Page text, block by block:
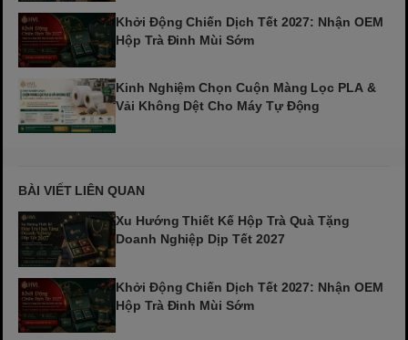
Khởi Động Chiến Dịch Tết 2027: Nhận OEM
Hộp Trà Đinh Mùi Sớm
Kinh Nghiệm Chọn Cuộn Màng Lọc PLA &
Vải Không Dệt Cho Máy Tự Động
BÀI VIẾT LIÊN QUAN
Xu Hướng Thiết Kế Hộp Trà Quà Tặng
Doanh Nghiệp Dịp Tết 2027
Khởi Động Chiến Dịch Tết 2027: Nhận OEM
Hộp Trà Đinh Mùi Sớm